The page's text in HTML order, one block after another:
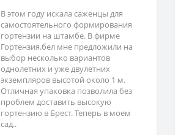
В этом году искала саженцы для
самостоятельного формирования
гортензии на штамбе. В фирме
Гортензия.бел мне предложили на
выбор несколько вариантов
однолетних и уже двулетних
экземпляров высотой около 1 м.
Отличная упаковка позволила без
проблем доставить высокую
гортензию в Брест. Теперь в моем
сад..